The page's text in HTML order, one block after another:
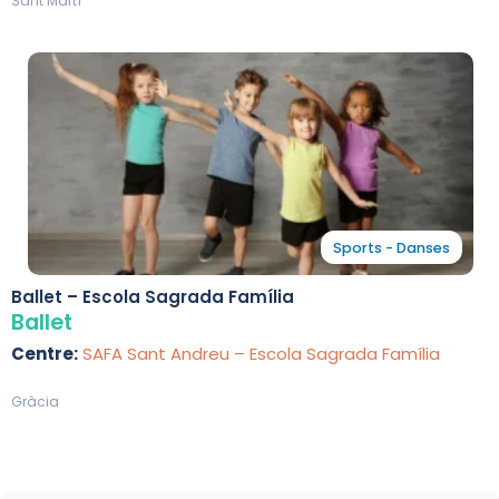
Sports - Danses
Ballet – Escola Sagrada Família
Ballet
Centre:SAFA Sant Andreu – Escola Sagrada Família
Gràcia